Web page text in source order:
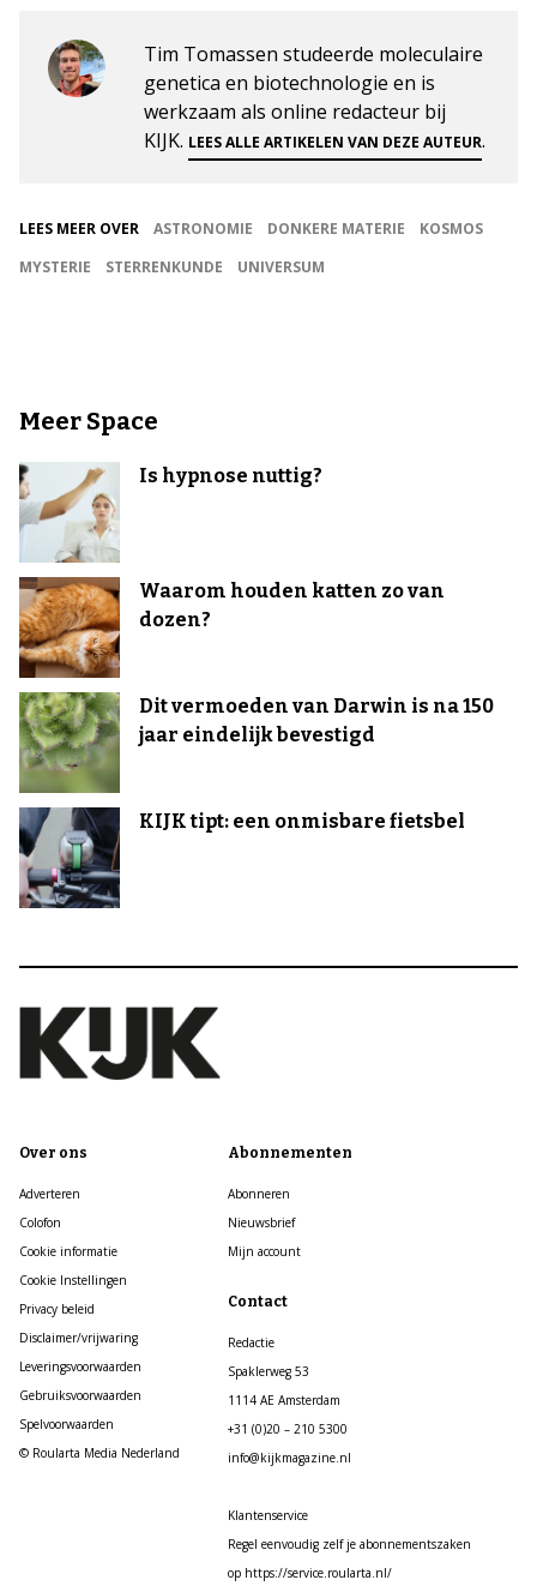
Tim Tomassen studeerde moleculaire
genetica en biotechnologie en is
werkzaam als online redacteur bij
KIJK. LEES ALLE ARTIKELEN VAN DEZE AUTEUR.
LEES MEER OVER ASTRONOMIE DONKERE MATERIE
KOSMOS
MYSTERIE
STERRENKUNDE UNIVERSUM
Meer Space
Is hypnose nuttig?
Waarom houden katten zo van
dozen?
Dit vermoeden van Darwin is na 150
jaar eindelijk bevestigd
KIJK tipt: een onmisbare fietsbel
Over ons
Adverteren
Colofon
Cookie informatie
Cookie Instellingen
Privacy beleid
Disclaimer/vrijwaring
Leveringsvoorwaarden
Gebruiksvoorwaarden
Spelvoorwaarden
© Roularta Media Nederland
Abonnementen
Abonneren
Nieuwsbrief
Mijn account
Contact
Redactie
Spaklerweg 53
1114 AE Amsterdam
+31 (0)20 – 210 5300
info@kijkmagazine.nl
Klantenservice
Regel eenvoudig zelf je abonnementszaken
op https://service.roularta.nl/